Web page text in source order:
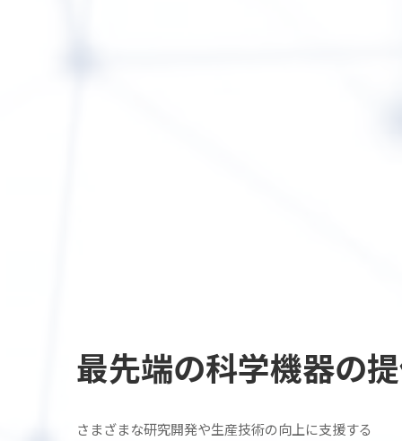
最先端の科学機器の
さまざまな研究開発や生産技術の向上に支援する